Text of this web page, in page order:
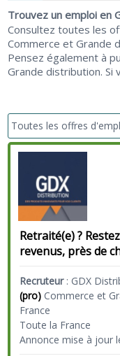
Trouvez un emploi en
Consultez toutes les
Commerce et Grande
Pensez également à
Grande distribution. Si
Retraité(e) ?
revenus, près de
Recruteur: GDX
(pro) Commerce et
France
Toute la France
Annonce mise à jour